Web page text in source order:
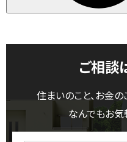
ご相談
住まいのこと、お金
なんでもお